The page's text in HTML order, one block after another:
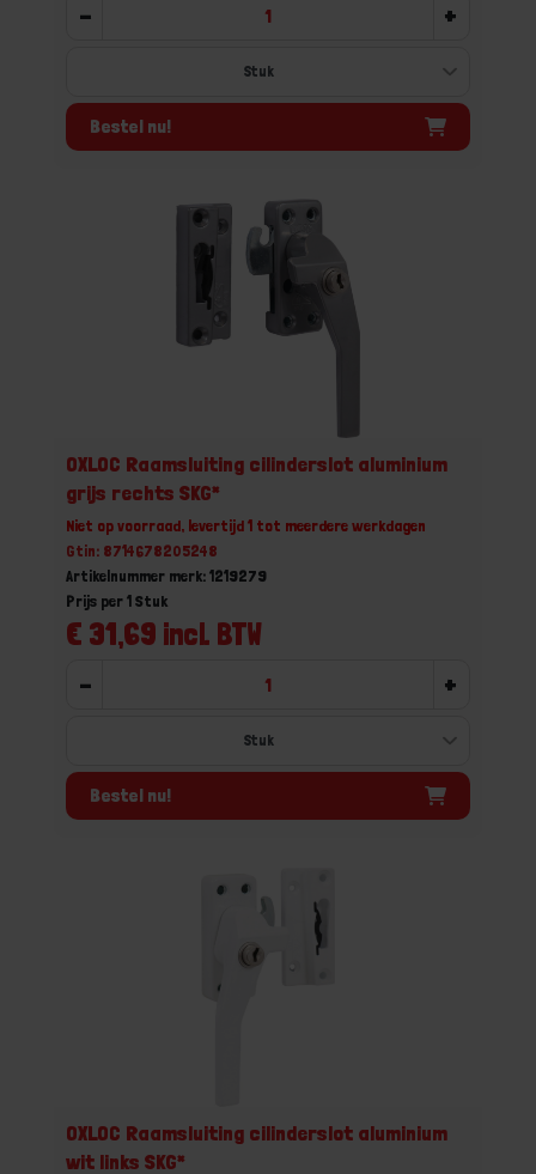
- +
Bestel nu!
OXLOC Raamsluiting cilinderslot aluminium
grijs rechts SKG*
Niet op voorraad, levertijd 1 tot meerdere werkdagen
Gtin: 8714678205248
Artikelnummer merk: 1219279
€ 31,69 incl. BTW
Prijs per 1 Stuk
- +
Bestel nu!
OXLOC Raamsluiting cilinderslot aluminium
wit links SKG*